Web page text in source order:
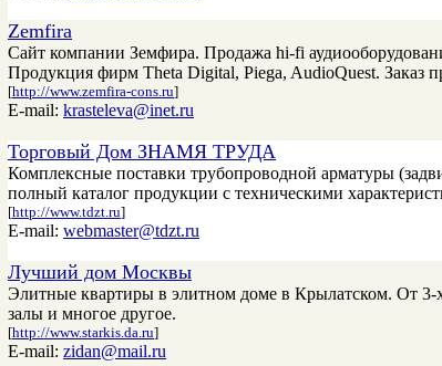
Zemfira
Сайт компании Земфира. Продажа hi-fi
Продукция фирм Theta Digital, Piega, AudioQuest. Заказ
[http://www.zemfira-cons.ru]
E-mail: krasteleva@inet.ru
Торговый Дом ЗНАМЯ ТРУДА
Комплексные поставки трубопроводной арматуры
полный каталог продукции с техническими
[http://www.tdzt.ru]
E-mail: webmaster@tdzt.ru
Лучший дом Москвы
Элитные квартиры в элитном доме в Крылатском. От 3-
залы и многое другое.
[http://www.starkis.da.ru]
E-mail: zidan@mail.ru